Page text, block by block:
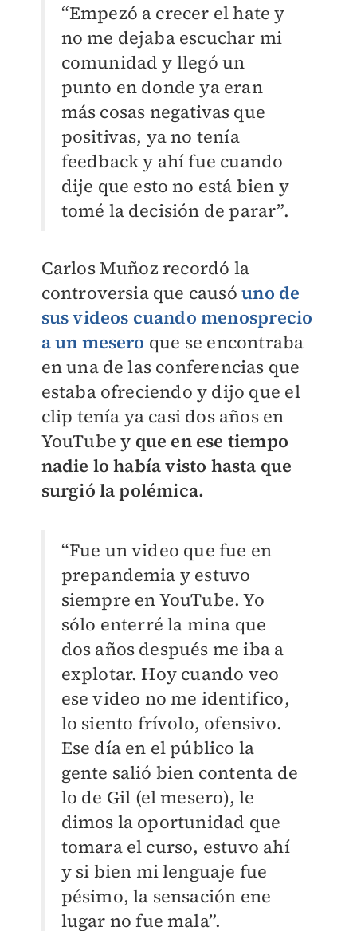
“Empezó a crecer el hate y
no me dejaba escuchar mi
comunidad y llegó un
punto en donde ya eran
más cosas negativas que
positivas, ya no tenía
feedback y ahí fue cuando
dije que esto no está bien y
tomé la decisión de parar”.
Carlos Muñoz recordó la
controversia que causóuno de
sus videos cuando menosprecio
a un mesero que se encontraba
en una de las conferencias que
estaba ofreciendo y dijo que el
clip tenía ya casi dos años en
YouTube y que en ese tiempo
nadie lo había visto hasta que
surgió la polémica.
“Fue un video que fue en
prepandemia y estuvo
siempre en YouTube. Yo
sólo enterré la mina que
dos años después me iba a
explotar. Hoy cuando veo
ese video no me identifico,
lo siento frívolo, ofensivo.
Ese día en el público la
gente salió bien contenta de
lo de Gil (el mesero), le
dimos la oportunidad que
tomara el curso, estuvo ahí
y si bien mi lenguaje fue
pésimo, la sensación ene
lugar no fue mala”.